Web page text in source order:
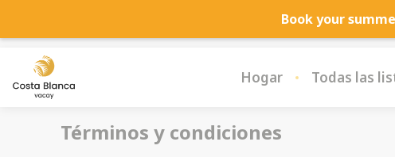
Hogar Todas las
Términos y condiciones
Book your